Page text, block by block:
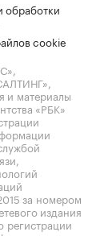
обработки
cookie
и материалы
«РБК»
за номером
издания
регистрации